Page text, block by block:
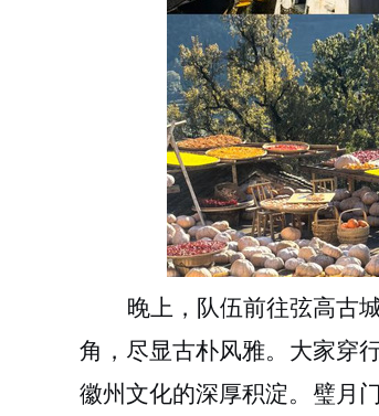
晚上 ，队伍前往弦高古
角，尽显古朴风雅。 大家穿
徽州文化的深厚积淀。璧月